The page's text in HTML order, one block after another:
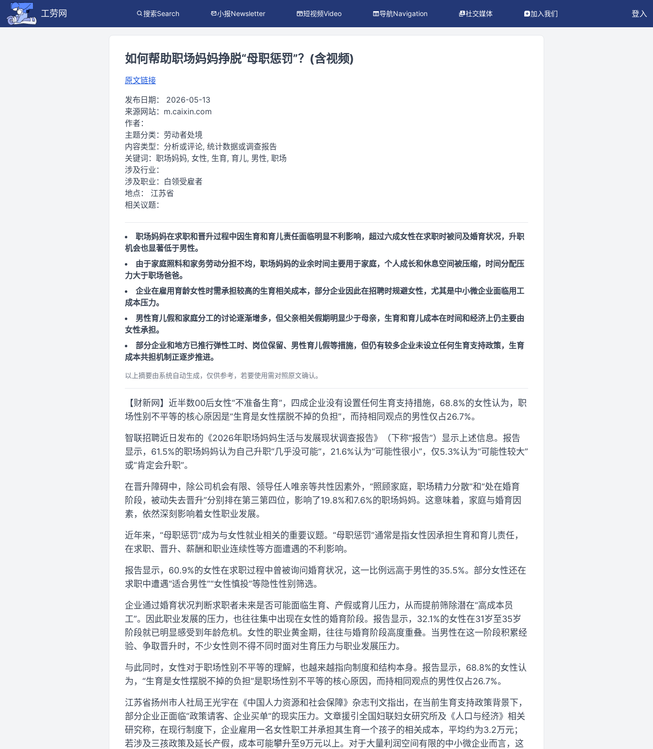
工劳网 搜索Search 小报Newsletter 短视频Video 导航Navigation 社交媒体 加入我们 登入
如何帮助职场妈妈挣脱“母职惩罚”？(含视频)
原文链接
发布日期： 2026-05-13
来源网站： m.caixin.com
作者：
主题分类： 劳动者处境
内容类型： 分析或评论, 统计数据或调查报告
关键词： 职场妈妈, 女性, 生育, 育儿, 男性, 职场
涉及行业：
涉及职业： 白领受雇者
地点： 江苏省
相关议题：
职场妈妈在求职和晋升过程中因生育和育儿责任面临明显不利影响，超过六成女性在求职时被问及婚育状况，升职
机会也显著低于男性。
由于家庭照料和家务劳动分担不均，职场妈妈的业余时间主要用于家庭，个人成长和休息空间被压缩，时间分配压
力大于职场爸爸。
企业在雇用育龄女性时需承担较高的生育相关成本，部分企业因此在招聘时规避女性，尤其是中小微企业面临用工
成本压力。
男性育儿假和家庭分工的讨论逐渐增多，但父亲相关假期明显少于母亲，生育和育儿成本在时间和经济上仍主要由
女性承担。
部分企业和地方已推行弹性工时、岗位保留、男性育儿假等措施，但仍有较多企业未设立任何生育支持政策，生育
成本共担机制正逐步推进。
以上摘要由系统自动生成，仅供参考，若要使用需对照原文确认。
【财新网】近半数00后女性“不准备生育”，四成企业没有设置任何生育支持措施，68.8%的女性认为，职
场性别不平等的核心原因是“生育是女性摆脱不掉的负担”，而持相同观点的男性仅占26.7%。
智联招聘近日发布的《2026年职场妈妈生活与发展现状调查报告》（下称“报告”）显示上述信息。报告
显示，61.5%的职场妈妈认为自己升职“几乎没可能”，21.6%认为“可能性很小”，仅5.3%认为“可能性较大”
或“肯定会升职”。
在晋升障碍中，除公司机会有限、领导任人唯亲等共性因素外，“照顾家庭，职场精力分散”和“处在婚育
阶段，被动失去晋升”分别排在第三第四位，影响了19.8%和7.6%的职场妈妈。这意味着，家庭与婚育因
素，依然深刻影响着女性职业发展。
近年来，“母职惩罚”成为与女性就业相关的重要议题。“母职惩罚”通常是指女性因承担生育和育儿责任，
在求职、晋升、薪酬和职业连续性等方面遭遇的不利影响。
报告显示，60.9%的女性在求职过程中曾被询问婚育状况，这一比例远高于男性的35.5%。部分女性还在
求职中遭遇“适合男性”“女性慎投”等隐性性别筛选。
企业通过婚育状况判断求职者未来是否可能面临生育、产假或育儿压力，从而提前筛除潜在“高成本员
工”。因此职业发展的压力，也往往集中出现在女性的婚育阶段。报告显示，32.1%的女性在31岁至35岁
阶段就已明显感受到年龄危机。女性的职业黄金期，往往与婚育阶段高度重叠。当男性在这一阶段积累经
验、争取晋升时，不少女性则不得不同时面对生育压力与职业发展压力。
与此同时，女性对于职场性别不平等的理解，也越来越指向制度和结构本身。报告显示，68.8%的女性认
为，“生育是女性摆脱不掉的负担”是职场性别不平等的核心原因，而持相同观点的男性仅占26.7%。
江苏省扬州市人社局王光宇在《中国人力资源和社会保障》杂志刊文指出，在当前生育支持政策背景下，
部分企业正面临“政策请客、企业买单”的现实压力。文章援引全国妇联妇女研究所及《人口与经济》相关
研究称，在现行制度下，企业雇用一名女性职工并承担其生育一个孩子的相关成本，平均约为3.2万元；
若涉及三孩政策及延长产假，成本可能攀升至9万元以上。对于大量利润空间有限的中小微企业而言，这